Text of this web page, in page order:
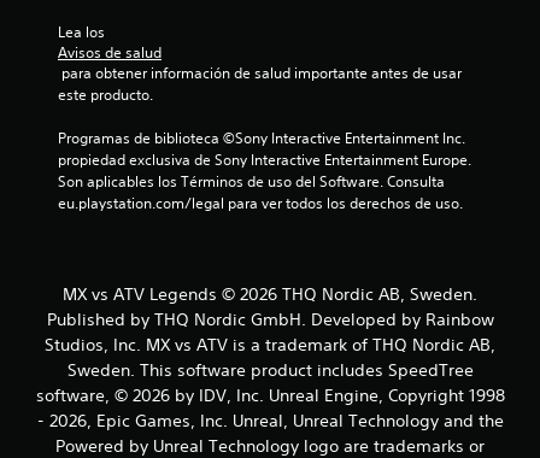
e
s
Lea los
Avisos de salud
este producto.
Programas de biblioteca ©Sony Interactive Entertainment Inc.
propiedad exclusiva de Sony Interactive Entertainment Europe.
Son aplicables los Términos de uso del Software. Consulta
eu.playstation.com/legal para ver todos los derechos de uso.
MX vs ATV Legends © 2026 THQ Nordic AB, Sweden.
Published by THQ Nordic GmbH. Developed by Rainbow
Studios, Inc. MX vs ATV is a trademark of THQ Nordic AB,
Sweden. This software product includes SpeedTree
software, © 2026 by IDV, Inc. Unreal Engine, Copyright 1998
- 2026, Epic Games, Inc. Unreal, Unreal Technology and the
Powered by Unreal Technology logo are trademarks or